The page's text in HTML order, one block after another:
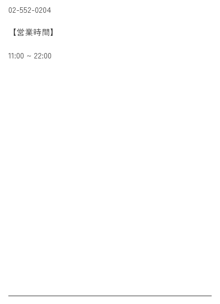
02-552-0204
【営業時間】
11:00 ~ 22:00